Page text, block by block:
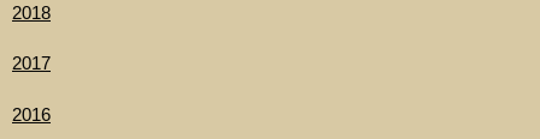
2018
2017
2016